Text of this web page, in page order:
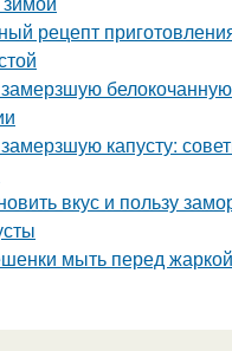
рецепт
капусту:
вкус и пользу
мыть перед